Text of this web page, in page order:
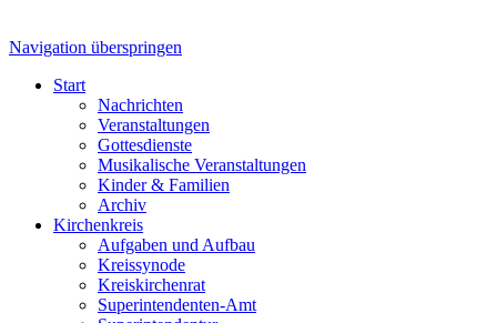
Navigation überspringen
Start
Nachrichten
Veranstaltungen
Gottesdienste
Musikalische Veranstaltungen
Kinder & Familien
Archiv
Kirchenkreis
Aufgaben und Aufbau
Kreissynode
Kreiskirchenrat
Superintendenten-Amt